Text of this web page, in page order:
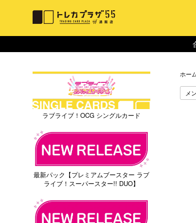
ホー
メ
ラブライブ！OCG シングルカード
最新パック【プレミアムブースター ラブ
ライブ！スーパースター!! DUO】